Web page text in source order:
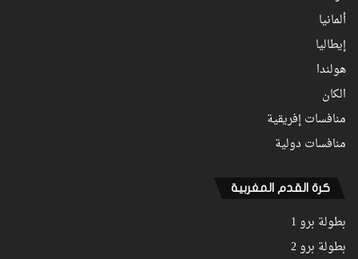
ألمانيا
إيطاليا
هولندا
الكان
منافسات إفريقية
منافسات دولية
كرة القدم المغربية
بطولة برو 1
بطولة برو 2